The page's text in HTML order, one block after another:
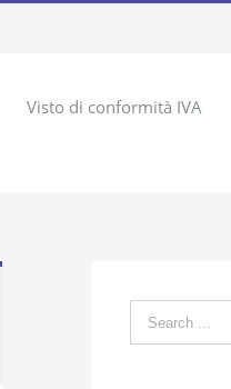
Visto di conformità IVA
Search
for: